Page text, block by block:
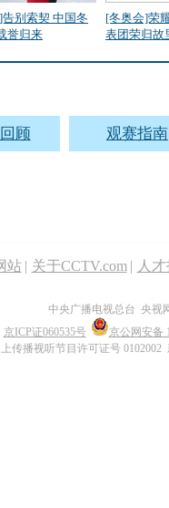
别索契 中国冬
誉归来
[冬奥会]荣
表团荣归故
顾 观赛指南
站 | 关于CCTV.com | 人
中央广播电视总台 央视
京ICP证060535号
京公网安备
传播视听节目许可证号 0102002